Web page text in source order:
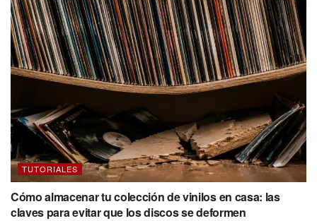
TUTORIALES
Cómo almacenar tu colección de vinilos en casa: las
claves para evitar que los discos se deformen